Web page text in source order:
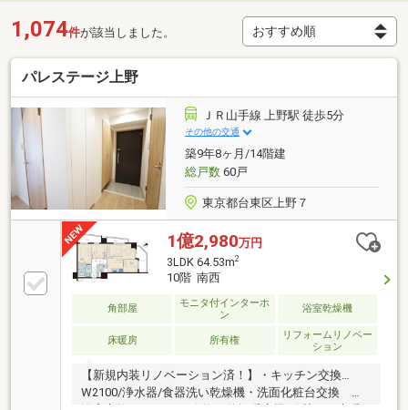
1,074件が該当しました。
パレステージ上野
ＪＲ山手線 上野駅 徒歩5分
その他の交通
築9年8ヶ月/14階建
総戸数60戸
東京都台東区上野７
1億2,980万円
3LDK 64.53m2
10階 南西
角部屋
モニタ付インターホ
ン
浴室乾燥機
床暖房 所有権
リフォームリノベー
ション
【新規内装リノベーション済！】・キッチン交換…
W2100/浄水器/食器洗い乾燥機・洗面化粧台交換 ・